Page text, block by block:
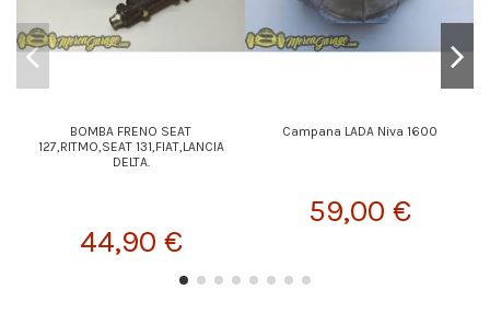
BOMBA FRENO SEAT
127,RITMO,SEAT 131,FIAT,LANCIA
DELTA.
44,90 €
Campana LADA Niva 1600
59,00 €